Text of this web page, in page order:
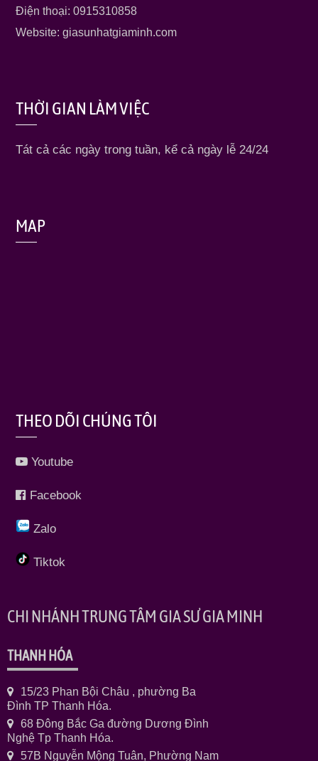
Điện thoại: 0915310858
Website: giasunhatgiaminh.com
THỜI GIAN LÀM VIỆC
Tát cả các ngày trong tuần, kể cả ngày lễ 24/24
MAP
THEO DÕI CHÚNG TÔI
Youtube
Facebook
Zalo
Tiktok
CHI NHÁNH TRUNG TÂM GIA SƯ GIA MINH
THANH HÓA
15/23 Phan Bội Châu , phường Ba
Đình TP Thanh Hóa.
68 Đông Bắc Ga đường Dương Đình
Nghệ Tp Thanh Hóa.
57B Nguyễn Mộng Tuân, Phường Nam